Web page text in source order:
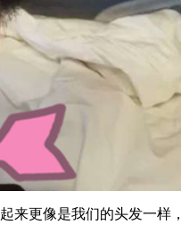
来更像是我们的头发一样